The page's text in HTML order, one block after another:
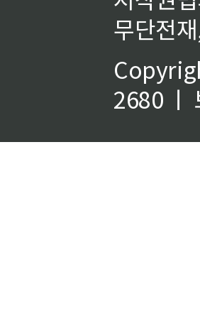
무단전
2680 ㅣ